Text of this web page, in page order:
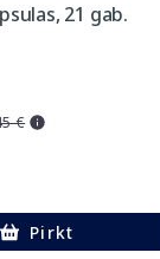
21 gab.
€
Pirkt